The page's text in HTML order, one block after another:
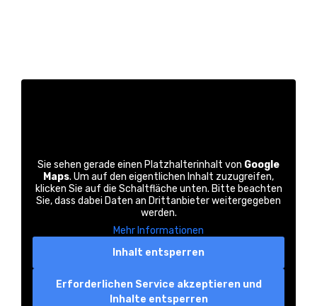
Sie sehen gerade einen Platzhalterinhalt von Google
Maps. Um auf den eigentlichen Inhalt zuzugreifen,
klicken Sie auf die Schaltfläche unten. Bitte beachten
Sie, dass dabei Daten an Drittanbieter weitergegeben
werden.
Mehr Informationen
Inhalt entsperren
Erforderlichen Service akzeptieren und
Inhalte entsperren